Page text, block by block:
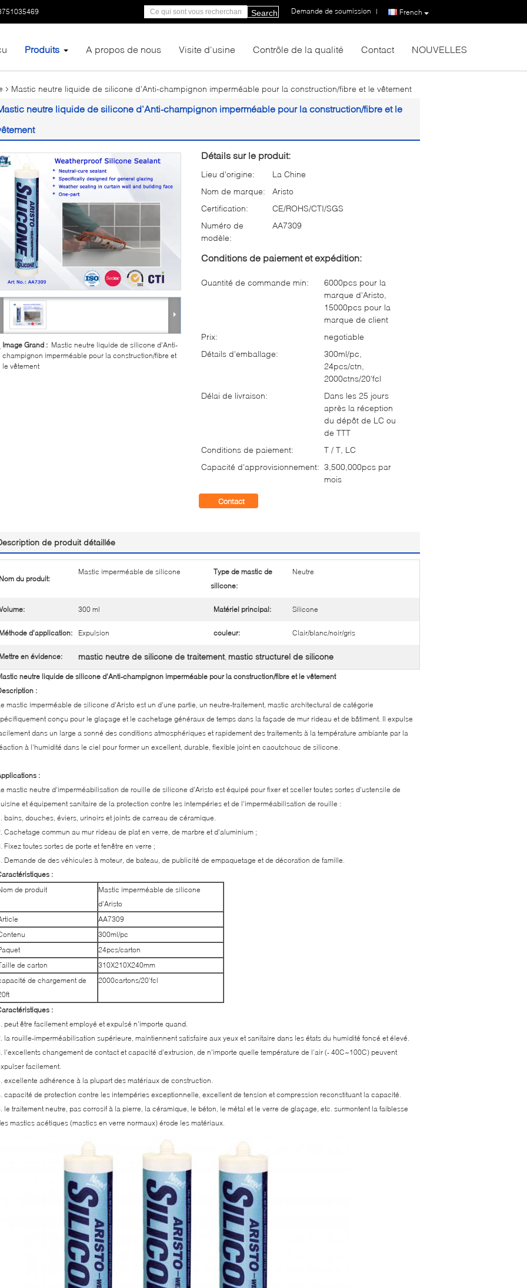
French
Demande de soumission |
Search
Produits A propos de nous Visite d'usine Contrôle de la qualité Contact NOUVELLES
Mastic neutre liquide de silicone d'Anti-champignon imperméable pour la construction/fibre et le vêtement
neutre liquide de silicone d'Anti-champignon imperméable pour la construction/fibre et le
Image Grand : Mastic neutre liquide de silicone d'Anti-
champignon imperméable pour la construction/fibre et
le vêtement
Détails sur le produit:
Lieu d'origine:
La Chine
Nom de marque:
Aristo
Certification:
CE/ROHS/CTI/SGS
Numéro de
modèle:
AA7309
Conditions de paiement et expédition:
Quantité de commande min:
6000pcs pour la
marque d'Aristo,
15000pcs pour la
marque de client
Prix:
negotiable
Détails d'emballage:
300ml/pc,
24pcs/ctn,
2000ctns/20'fcl
Délai de livraison:
Dans les 25 jours
après la réception
du dépôt de LC ou
de TTT
Conditions de paiement:
T / T, LC
Capacité d'approvisionnement: 3,500,000pcs par
mois
Contact
de produit détaillée
Nom du produit:
Mastic imperméable de silicone
Type de mastic de
silicone:
Neutre
300 ml Matériel principal: Silicone
Méthode d'application: Expulsion couleur: Clair/blanc/noir/gris
Mettre en évidence: mastic neutre de silicone de traitement, mastic structurel de silicone
neutre liquide de silicone d'Anti-champignon imperméable pour la construction/fibre et le vêtement
:
mastic imperméable de silicone d'Aristo est un d'une partie, un neutre-traitement, mastic architectural de catégorie
conçu pour le glaçage et le cachetage généraux de temps dans la façade de mur rideau et de bâtiment. Il expulse
dans un large a sonné des conditions atmosphériques et rapidement des traitements à la température ambiante par la
à l'humidité dans le ciel pour former un excellent, durable, flexible joint en caoutchouc de silicone.
:
mastic neutre d'imperméabilisation de rouille de silicone d'Aristo est équipé pour fixer et sceller toutes sortes d'ustensile de
et équipement sanitaire de la protection contre les intempéries et de l'imperméabilisation de rouille :
bains, douches, éviers, urinoirs et joints de carreau de céramique.
Cachetage commun au mur rideau de plat en verre, de marbre et d'aluminium ;
Fixez toutes sortes de porte et fenêtre en verre ;
Demande de des véhicules à moteur, de bateau, de publicité de empaquetage et de décoration de famille.
:
de produit
Mastic imperméable de silicone
d'Aristo
AA7309
300ml/pc
24pcs/carton
de carton
310X210X240mm
de chargement de
2000cartons/20'fcl
:
peut être facilement employé et expulsé n'importe quand.
la rouille-imperméabilisation supérieure, maintiennent satisfaire aux yeux et sanitaire dans les états du humidité foncé et élevé.
l'excellents changement de contact et capacité d'extrusion, de n'importe quelle température de l'air (- 40C~100C) peuvent
facilement.
excellente adhérence à la plupart des matériaux de construction.
capacité de protection contre les intempéries exceptionnelle, excellent de tension et compression reconstituant la capacité.
le traitement neutre, pas corrosif à la pierre, la céramique, le béton, le métal et le verre de glaçage, etc. surmontent la faiblesse
mastics acétiques (mastics en verre normaux) érode les matériaux.